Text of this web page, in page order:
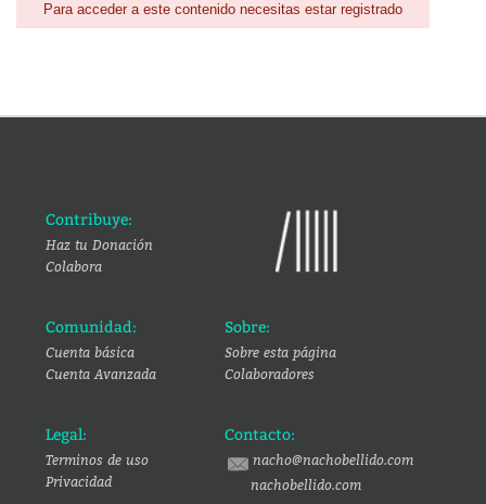
Para acceder a este contenido necesitas estar registrado
Contribuye:
Haz tu Donación
Colabora
Comunidad:
Cuenta básica
Cuenta Avanzada
Sobre:
Sobre esta página
Colaboradores
Legal:
Terminos de uso
Privacidad
Contacto:
nacho@nachobellido.com
nachobellido.com